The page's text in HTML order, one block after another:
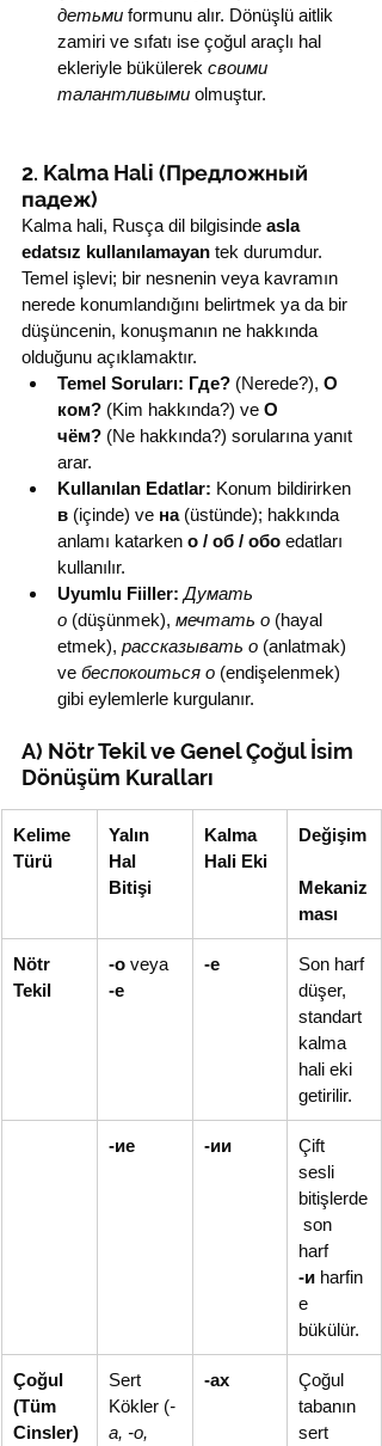
детьми formunu alır. Dönüşlü aitlik
zamiri ve sıfatı ise çoğul araçlı hal
ekleriyle bükülerek своими
талантливыми olmuştur.
2. Kalma Hali (Предложный
падеж)
Kalma hali, Rusça dil bilgisinde asla
edatsız kullanılamayan tek durumdur.
Temel işlevi; bir nesnenin veya kavramın
nerede konumlandığını belirtmek ya da bir
düşüncenin, konuşmanın ne hakkında
olduğunu açıklamaktır.
Temel Soruları: Где? (Nerede?), О
ком? (Kim hakkında?) ve О
чём? (Ne hakkında?) sorularına yanıt
arar.
Kullanılan Edatlar: Konum bildirirken
в (içinde) ve на (üstünde); hakkında
anlamı katarken о / об / обо edatları
kullanılır.
Uyumlu Fiiller: Думать
о (düşünmek), мечтать о (hayal
etmek), рассказывать о (anlatmak)
ve беспокоиться о (endişelenmek)
gibi eylemlerle kurgulanır.
A) Nötr Tekil ve Genel Çoğul İsim
Dönüşüm Kuralları
Kelime
Türü
Yalın
Hal
Bitişi
Kalma
Hali Eki
Değişim
Mekaniz
ması
Nötr
Tekil
-о veya
-е
-е
Son harf
düşer,
standart
kalma
hali eki
getirilir.
-ие -ии
Çift
sesli
bitişlerde
son
harf
-и harfin
e
bükülür.
Çoğul
(Tüm
Cinsler)
Sert
Kökler (-
а, -о,
-ах
Çoğul
tabanın
sert